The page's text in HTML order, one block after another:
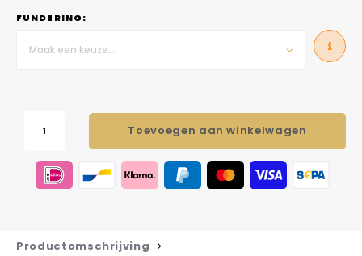
FUNDERING:
Maak een keuze...
Toevoegen aan winkelwagen
Productomschrijving